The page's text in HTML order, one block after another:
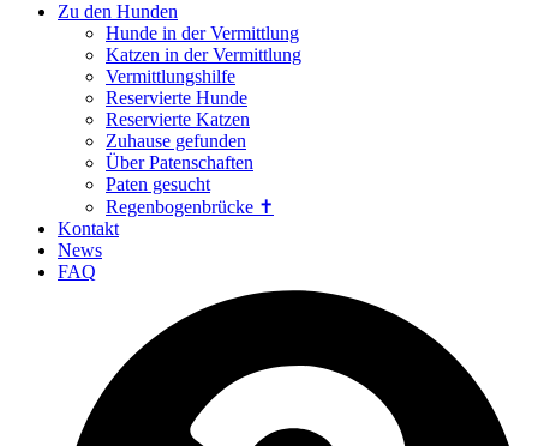
Zu den Hunden
Hunde in der Vermittlung
Katzen in der Vermittlung
Vermittlungshilfe
Reservierte Hunde
Reservierte Katzen
Zuhause gefunden
Über Patenschaften
Paten gesucht
Regenbogenbrücke ✝
Kontakt
News
FAQ